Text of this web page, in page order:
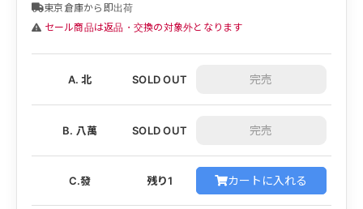
東京倉庫から即出荷
セール商品は返品・交換の対象外となります
A. 北 SOLD OUT
B. 八萬 SOLD OUT
C.發 残り1 カートに入れる